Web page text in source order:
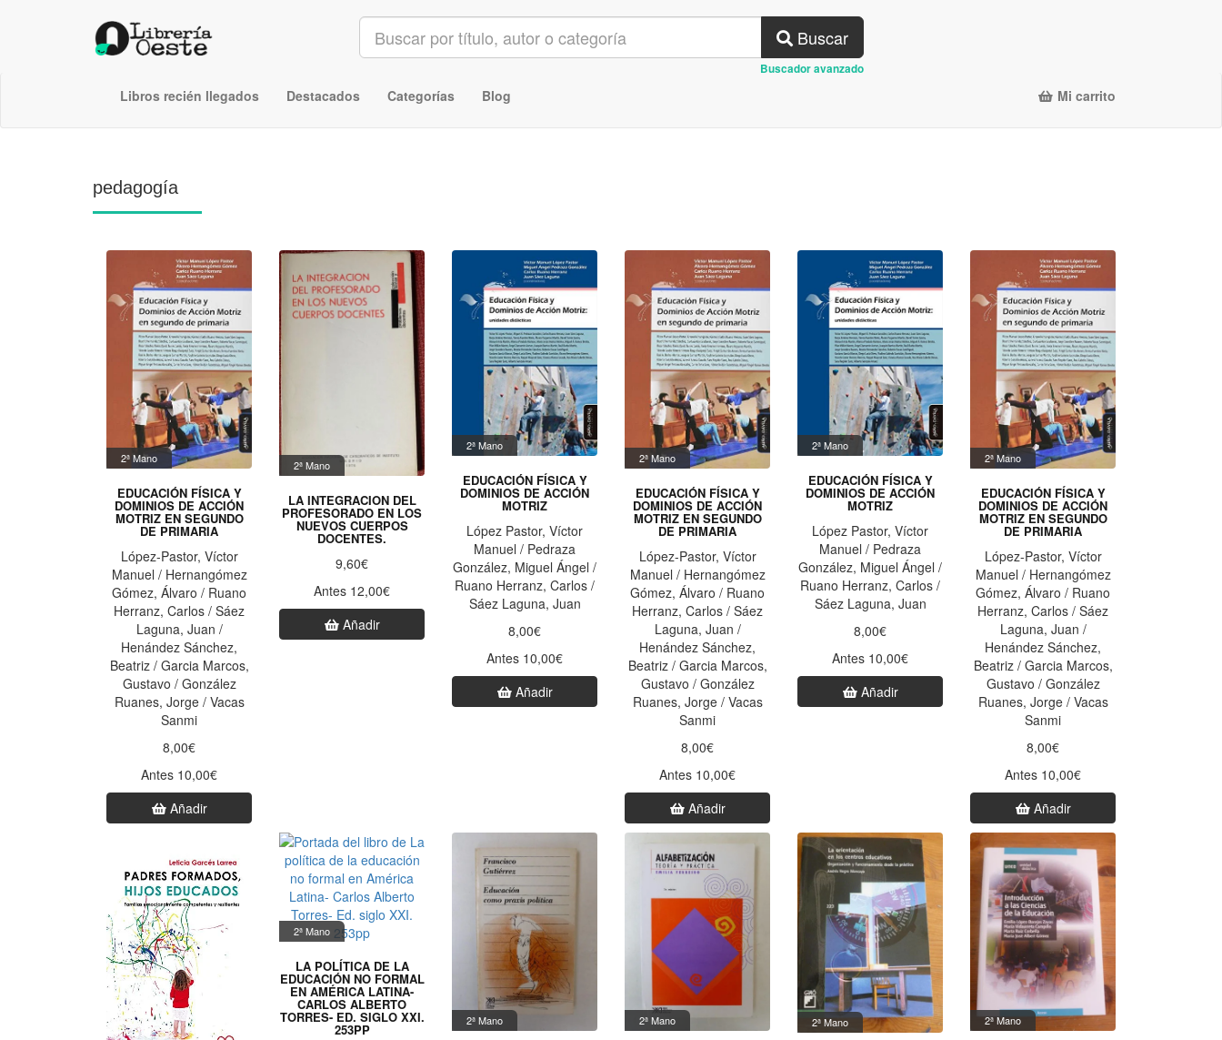
Buscar
Buscador avanzado
Libros recién llegados Destacados Categorías Blog Mi carrito
pedagogía
2ª Mano
EDUCACIÓN FÍSICA Y
DOMINIOS DE ACCIÓN
MOTRIZ EN SEGUNDO
DE PRIMARIA
López-Pastor, Víctor
Manuel / Hernangómez
Gómez, Álvaro / Ruano
Herranz, Carlos / Sáez
Laguna, Juan /
Henández Sánchez,
Beatriz / Garcia Marcos,
Gustavo / González
Ruanes, Jorge / Vacas
Sanmi
8,00€
Antes 10,00€
Añadir
2ª Mano
LA INTEGRACION DEL
PROFESORADO EN LOS
NUEVOS CUERPOS
DOCENTES.
9,60€
Antes 12,00€
Añadir
2ª Mano
EDUCACIÓN FÍSICA Y
DOMINIOS DE ACCIÓN
MOTRIZ
López Pastor, Víctor
Manuel / Pedraza
González, Miguel Ángel /
Ruano Herranz, Carlos /
Sáez Laguna, Juan
8,00€
Antes 10,00€
Añadir
2ª Mano
EDUCACIÓN FÍSICA Y
DOMINIOS DE ACCIÓN
MOTRIZ EN SEGUNDO
DE PRIMARIA
López-Pastor, Víctor
Manuel / Hernangómez
Gómez, Álvaro / Ruano
Herranz, Carlos / Sáez
Laguna, Juan /
Henández Sánchez,
Beatriz / Garcia Marcos,
Gustavo / González
Ruanes, Jorge / Vacas
Sanmi
8,00€
Antes 10,00€
Añadir
2ª Mano
EDUCACIÓN FÍSICA Y
DOMINIOS DE ACCIÓN
MOTRIZ
López Pastor, Víctor
Manuel / Pedraza
González, Miguel Ángel /
Ruano Herranz, Carlos /
Sáez Laguna, Juan
8,00€
Antes 10,00€
Añadir
2ª Mano
EDUCACIÓN FÍSICA Y
DOMINIOS DE ACCIÓN
MOTRIZ EN SEGUNDO
DE PRIMARIA
López-Pastor, Víctor
Manuel / Hernangómez
Gómez, Álvaro / Ruano
Herranz, Carlos / Sáez
Laguna, Juan /
Henández Sánchez,
Beatriz / Garcia Marcos,
Gustavo / González
Ruanes, Jorge / Vacas
Sanmi
8,00€
Antes 10,00€
Añadir
2ª Mano
LA POLÍTICA DE LA
EDUCACIÓN NO FORMAL
EN AMÉRICA LATINA-
CARLOS ALBERTO
TORRES- ED. SIGLO XXI.
253PP
2ª Mano 2ª Mano 2ª Mano 2ª Mano